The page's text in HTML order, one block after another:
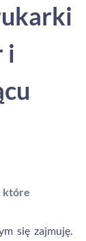
i
które
się zajmuję.